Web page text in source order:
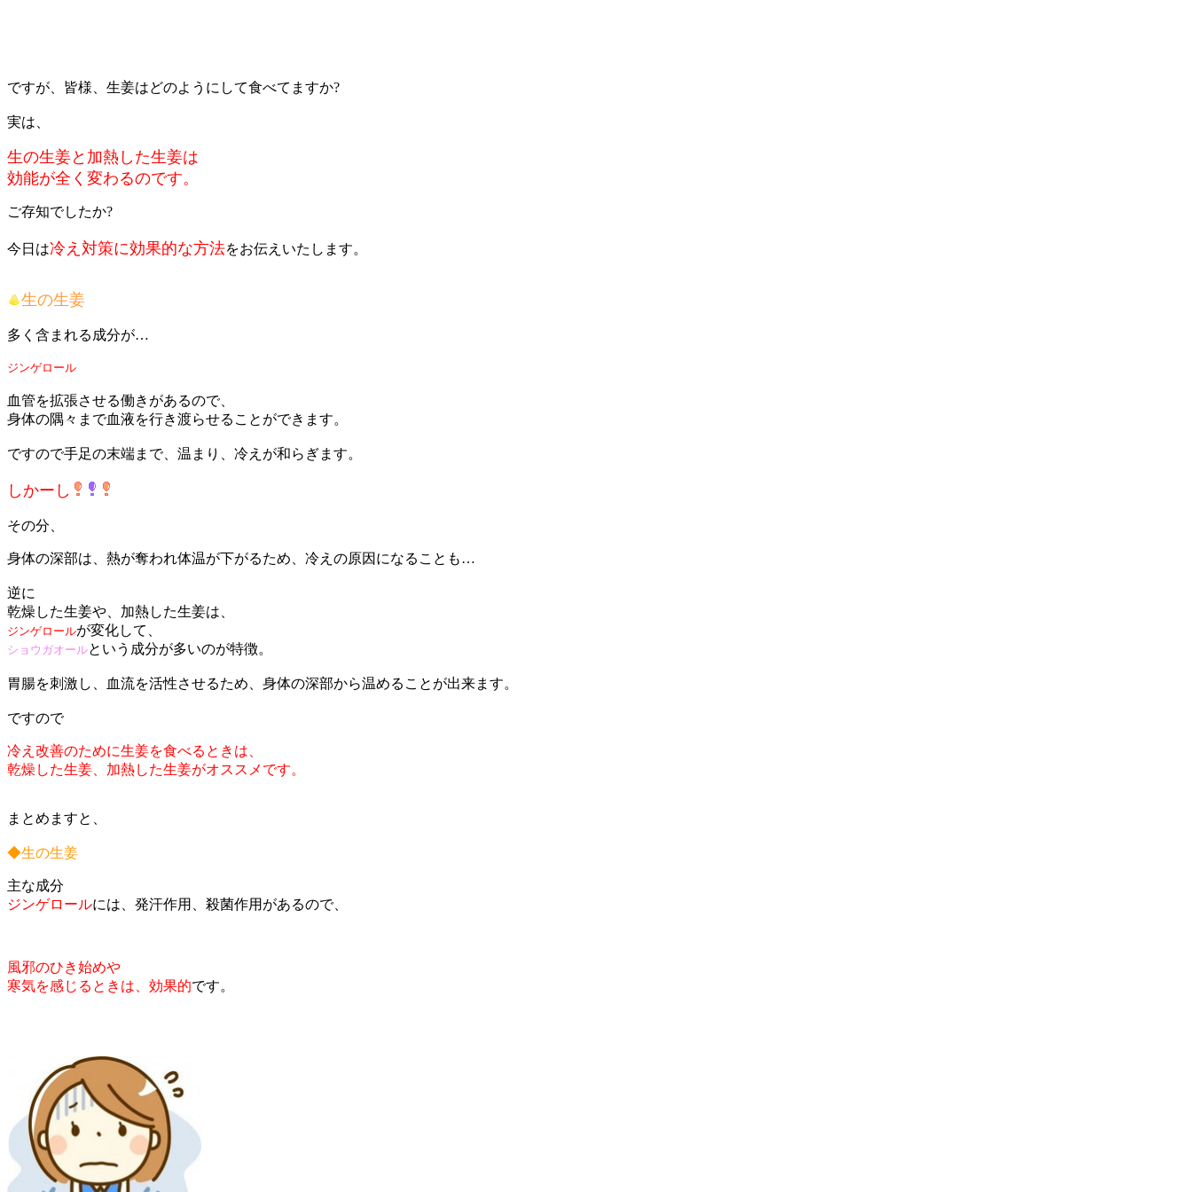
ですが、皆様、生姜はどのようにして食べてますか?
実は、
生の生姜と加熱した生姜は
効能が全く変わるのです。
ご存知でしたか?
今日は冷え対策に効果的な方法をお伝えいたします。
生の生姜
多く含まれる成分が…
ジンゲロール
血管を拡張させる働きがあるので、
身体の隅々まで血液を行き渡らせることができます。
ですので手足の末端まで、温まり、冷えが和らぎます。
しかーし
その分、
身体の深部は、熱が奪われ体温が下がるため、冷えの原因になることも…
逆に
乾燥した生姜や、加熱した生姜は、
ジンゲロールが変化して、
ショウガオールという成分が多いのが特徴。
胃腸を刺激し、血流を活性させるため、身体の深部から温めることが出来ます。
ですので
冷え改善のために生姜を食べるときは、
乾燥した生姜、加熱した生姜がオススメです。
まとめますと、
◆生の生姜
主な成分
ジンゲロールには、発汗作用、殺菌作用があるので、
風邪のひき始めや
寒気を感じるときは、効果的です。